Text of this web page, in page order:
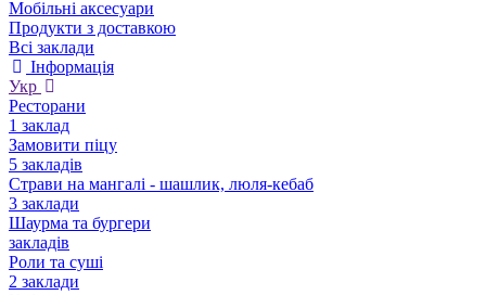
Мобільні аксесуари
Продукти з доставкою
Всі заклади
Інформація
Укр
Ресторани
1 заклад
Замовити піцу
5 закладів
Страви на мангалі - шашлик, люля-кебаб
3 заклади
Шаурма та бургери
закладів
Роли та суші
2 заклади